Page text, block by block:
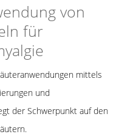
von
für
mittels
und
der Schwerpunkt auf den